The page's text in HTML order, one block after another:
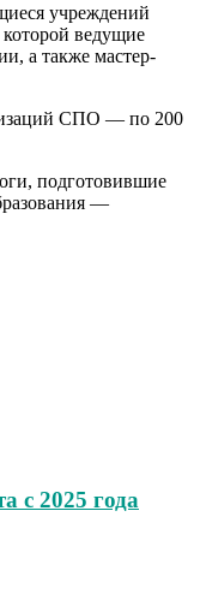
учреждений
ведущие
а также мастер-
СПО — по 200
подготовившие
—
с 2025 года